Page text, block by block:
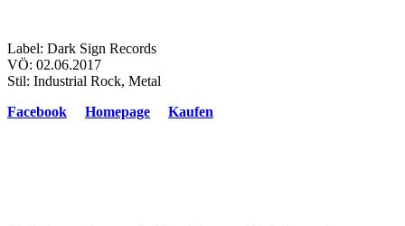
Label: Dark Sign Records
VÖ: 02.06.2017
Stil: Industrial Rock, Metal
Facebook
Homepage Kaufen